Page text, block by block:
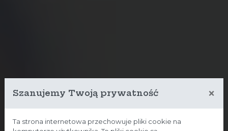
Szanujemy Twoją prywatność ×
Ta strona internetowa przechowuje pliki cookie na